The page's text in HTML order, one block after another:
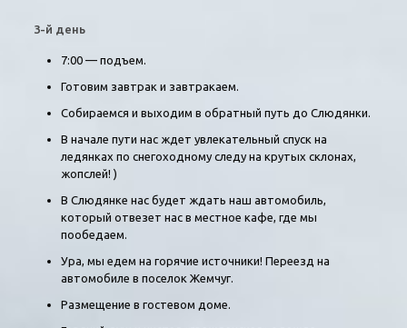
3-й день
7:00 — подъем.
Готовим завтрак и завтракаем.
Собираемся и выходим в обратный путь до Слюдянки.
В начале пути нас ждет увлекательный спуск на
ледянках по снегоходному следу на крутых склонах,
жопслей! )
В Слюдянке нас будет ждать наш автомобиль,
который отвезет нас в местное кафе, где мы
пообедаем.
Ура, мы едем на горячие источники! Переезд на
автомобиле в поселок Жемчуг.
Размещение в гостевом доме.